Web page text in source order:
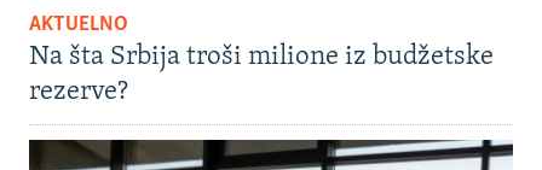
AKTUELNO
Na šta Srbija troši milione iz budžetske
rezerve?